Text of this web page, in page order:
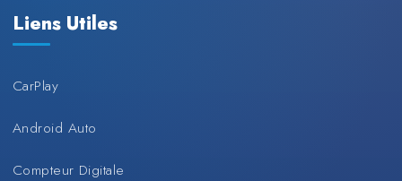
Liens Utiles
CarPlay
Android Auto
Compteur Digitale